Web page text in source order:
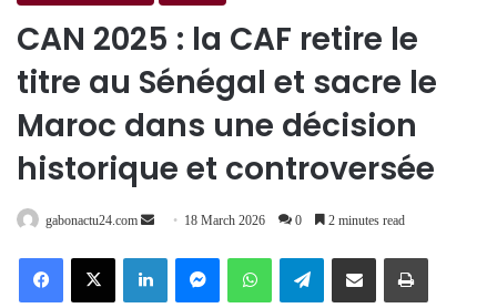
CAN 2025 : la CAF retire le
titre au Sénégal et sacre le
Maroc dans une décision
historique et controversée
gabonactu24.com
Send 18 March 2026 0 2 minutes read
FacebookX LinkedInMessengerWhatsAppTelegramShare via Email Print